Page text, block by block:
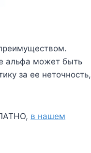
альфа может быть
за ее неточность,
в нашем